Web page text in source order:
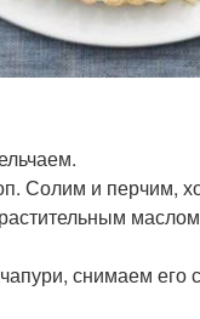
Солим и перчим,
снимаем